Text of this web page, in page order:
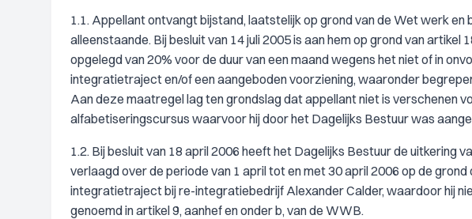
1.1. Appellant ontvangt bijstand, laatstelijk op grond van de Wet werk
alleenstaande. Bij besluit van 14 juli 2005 is aan hem op grond van
opgelegd van 20% voor de duur van een maand wegens het niet of in
integratietraject en/of een aangeboden voorziening, waaronder
Aan deze maatregel lag ten grondslag dat appellant niet is verschenen
alfabetiseringscursus waarvoor hij door het Dagelijks Bestuur was
1.2. Bij besluit van 18 april 2006 heeft het Dagelijks Bestuur de uitkering
verlaagd over de periode van 1 april tot en met 30 april 2006 op de
integratietraject bij re-integratiebedrijf Alexander Calder, waardoor hij
genoemd in artikel 9, aanhef en onder b, van de WWB.